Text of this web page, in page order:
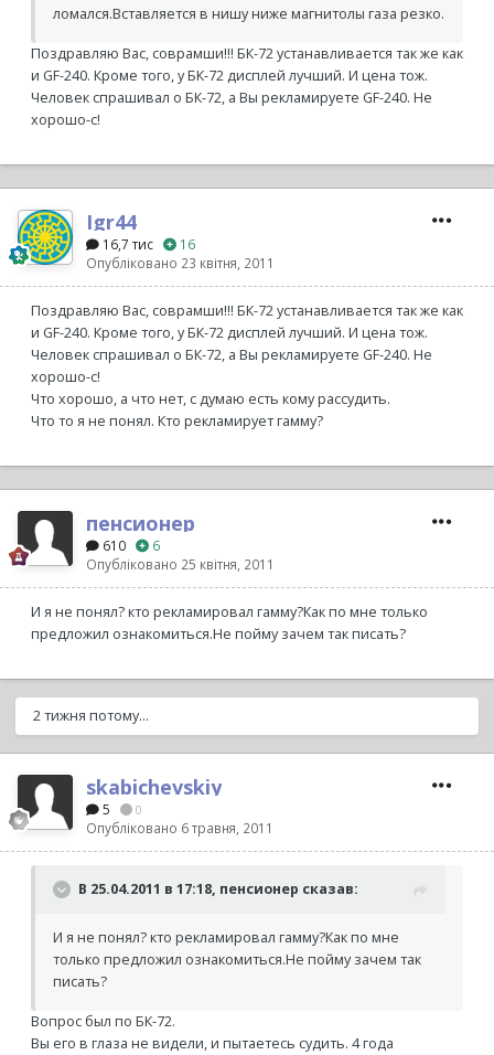
ломался.Вставляется в нишу ниже магнитолы газа резко.
Поздравляю Вас, соврамши!!! БК-72 устанавливается так же как
и GF-240. Кроме того, у БК-72 дисплей лучший. И цена тож.
Человек спрашивал о БК-72, а Вы рекламируете GF-240. Не
хорошо-с!
Igr44
16,7 тис
16
Опубліковано 23 квітня, 2011
Поздравляю Вас, соврамши!!! БК-72 устанавливается так же как
и GF-240. Кроме того, у БК-72 дисплей лучший. И цена тож.
Человек спрашивал о БК-72, а Вы рекламируете GF-240. Не
хорошо-с!
Что хорошо, а что нет, с думаю есть кому рассудить.
Что то я не понял. Кто рекламирует гамму?
пенсионер
610
6
Опубліковано 25 квітня, 2011
И я не понял? кто рекламировал гамму?Как по мне только
предложил ознакомиться.Не пойму зачем так писать?
2 тижня потому...
skabichevskiy
5 0
Опубліковано 6 травня, 2011
В 25.04.2011 в 17:18, пенсионер сказав:
И я не понял? кто рекламировал гамму?Как по мне
только предложил ознакомиться.Не пойму зачем так
писать?
Вопрос был по БК-72.
Вы его в глаза не видели, и пытаетесь судить. 4 года